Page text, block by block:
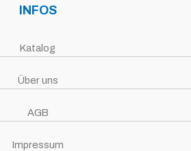
INFOS
Katalog
Über uns
AGB
Impressum